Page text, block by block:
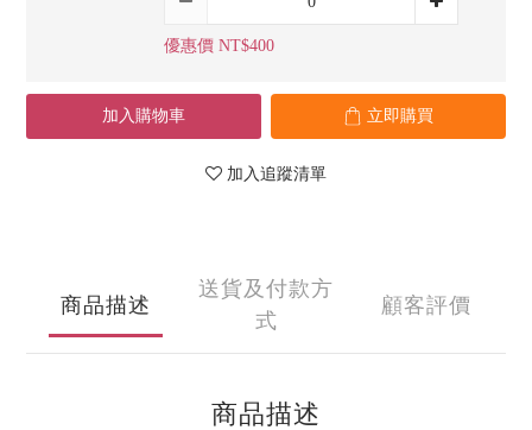
優惠價 NT$400
加入購物車 立即購買
加入追蹤清單
商品描述
送貨及付款方
式
顧客評價
商品描述